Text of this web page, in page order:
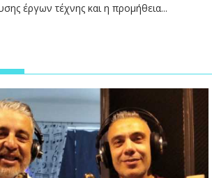
έργων τέχνης και η προμήθεια...